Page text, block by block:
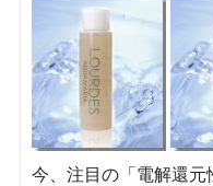
今、注目の「電解還元